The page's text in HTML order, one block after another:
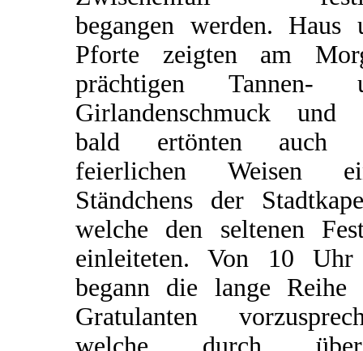
begangen werden. Haus
Pforte zeigten am
prächtigen Tannen-
Girlandenschmuck und
bald ertönten auch
feierlichen Weisen
Ständchens der
welche den seltenen
einleiteten. Von 10
begann die lange Reihe
Gratulanten